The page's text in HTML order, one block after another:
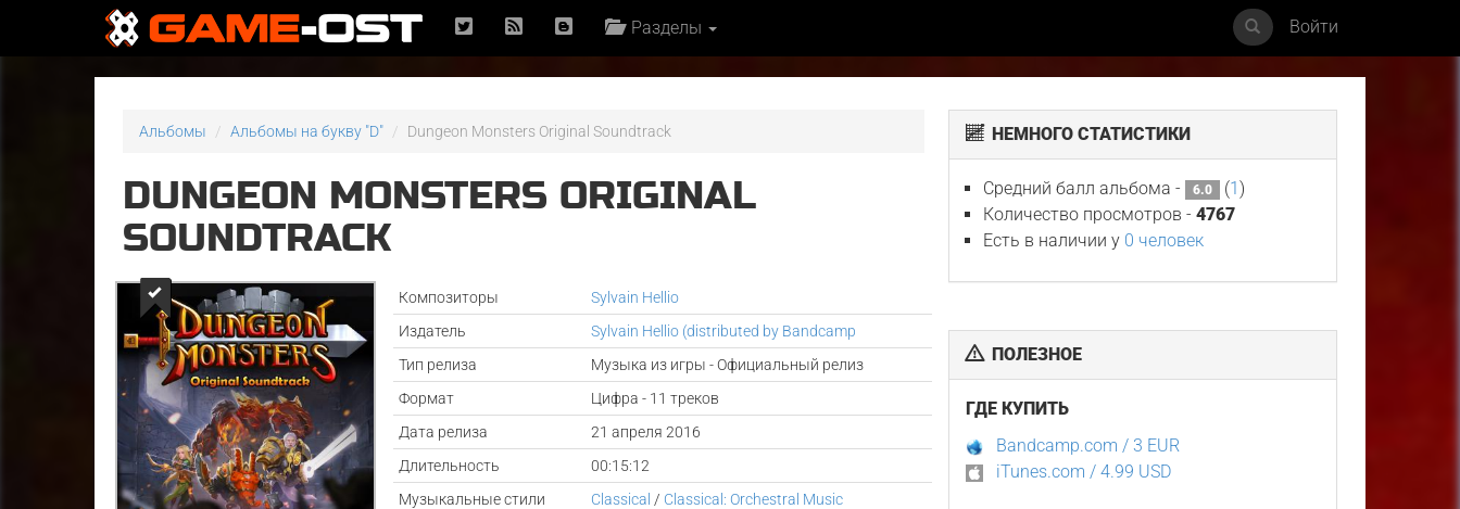
Разделы Войти
Альбомы Альбомы на букву "D" Dungeon Monsters Original Soundtrack
DUNGEON MONSTERS ORIGINAL
SOUNDTRACK
Композиторы
Sylvain Hellio
Издатель
Sylvain Hellio (distributed by Bandcamp
Тип релиза
Музыка из игры - Официальный релиз
Формат
Цифра - 11 треков
Дата релиза
21 апреля 2016
Длительность
00:15:12
Музыкальные стили
Classical / Classical: Orchestral Music
НЕМНОГО СТАТИСТИКИ
Средний балл альбома - 6.0 (1)
Количество просмотров -4767
Есть в наличии у 0 человек
ПОЛЕЗНОЕ
ГДЕ КУПИТЬ
Bandcamp.com / 3 EUR
iTunes.com / 4.99 USD